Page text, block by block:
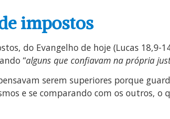
impostos
do Evangelho de hoje (Lucas 18,9-
“alguns que confiavam na própria
serem superiores porque
e se comparando com os outros,